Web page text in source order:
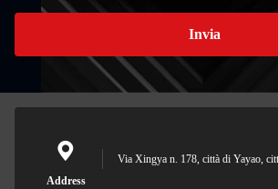
Invia
Address
Via Xingya n. 178, città di Yayao,